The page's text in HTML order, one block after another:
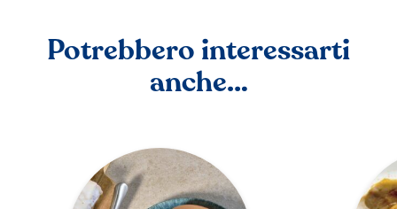
Potrebbero interessarti
anche…